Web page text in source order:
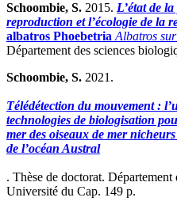
Schoombie, S. 2015. L’état de
reproduction et l’écologie de la
albatros Phoebetria Albatros
Département des sciences
Schoombie, S. 2021.
Télédétection du mouvement :
technologies de biologisation
mer des oiseaux de mer
de l’océan Austral
. Thèse de doctorat. Département
Université du Cap. 149 p.